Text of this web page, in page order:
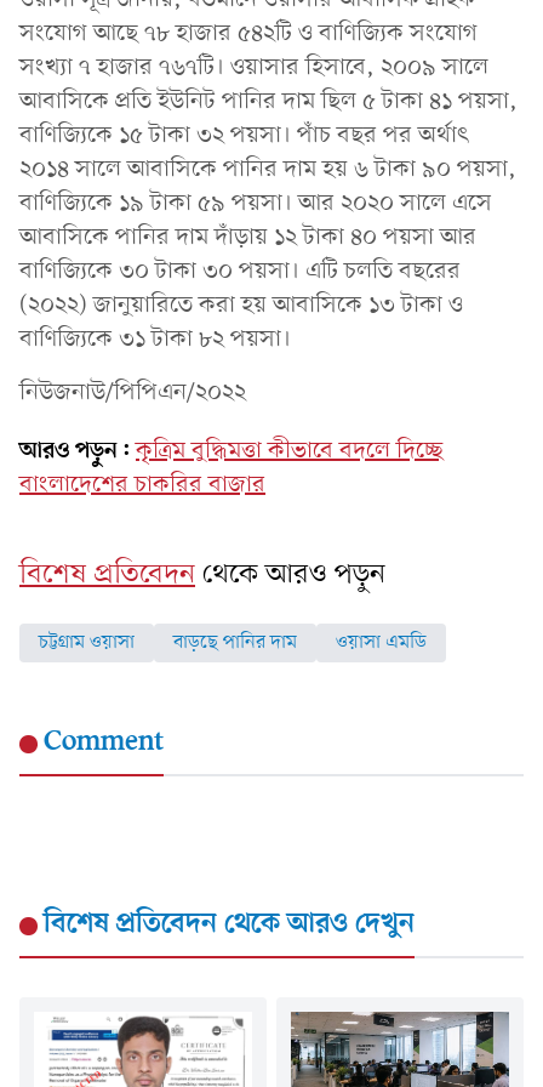
সংযোগ আছে ৭৮ হাজার ৫৪২টি ও বাণিজ্যিক সংযোগ
সংখ্যা ৭ হাজার ৭৬৭টি। ওয়াসার হিসাবে, ২০০৯ সালে
আবাসিকে প্রতি ইউনিট পানির দাম ছিল ৫ টাকা ৪১ পয়সা,
বাণিজ্যিকে ১৫ টাকা ৩২ পয়সা। পাঁচ বছর পর অর্থাৎ
২০১৪ সালে আবাসিকে পানির দাম হয় ৬ টাকা ৯০ পয়সা,
বাণিজ্যিকে ১৯ টাকা ৫৯ পয়সা। আর ২০২০ সালে এসে
আবাসিকে পানির দাম দাঁড়ায় ১২ টাকা ৪০ পয়সা আর
বাণিজ্যিকে ৩০ টাকা ৩০ পয়সা। এটি চলতি বছরের
(২০২২) জানুয়ারিতে করা হয় আবাসিকে ১৩ টাকা ও
বাণিজ্যিকে ৩১ টাকা ৮২ পয়সা।
নিউজনাউ/পিপিএন/২০২২
আরও পড়ুন: কৃত্রিম বুদ্ধিমত্তা কীভাবে বদলে দিচ্ছে
বাংলাদেশের চাকরির বাজার
বিশেষ প্রতিবেদনথেকে আরও পড়ুন
চট্টগ্রাম ওয়াসা বাড়ছে পানির দাম ওয়াসা এমডি
Comment
বিশেষ প্রতিবেদনথেকে আরও দেখুন